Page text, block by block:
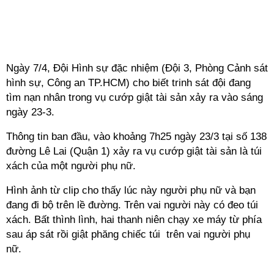
Ngày 7/4, Đội Hình sự đặc nhiệm (Đội 3, Phòng Cảnh sát
hình sự, Công an TP.HCM) cho biết trinh sát đội đang
tìm nạn nhân trong vụ cướp giật tài sản xảy ra vào sáng
ngày 23-3.
Thông tin ban đầu, vào khoảng 7h25 ngày 23/3 tại số 138
đường Lê Lai (Quận 1) xảy ra vụ cướp giật tài sản là túi
xách của một người phụ nữ.
Hình ảnh từ clip cho thấy lúc này người phụ nữ và bạn
đang đi bộ trên lề đường. Trên vai người này có đeo túi
xách. Bất thình lình, hai thanh niên chạy xe máy từ phía
sau áp sát rồi giật phăng chiếc túi trên vai người phụ
nữ.